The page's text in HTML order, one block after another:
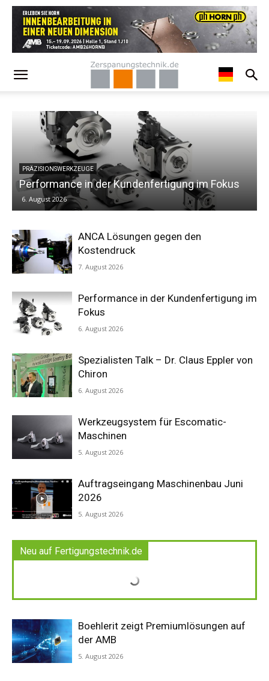
KONJUNKTUR
Spezialisten Talk – Dr. Claus Eppler von
6. August 2026
ANCA Lösungen gegen den
Kostendruck
7. August 2026
Performance in der Kundenfertigung im
Fokus
6. August 2026
Spezialisten Talk – Dr. Claus Eppler von
Chiron
6. August 2026
Werkzeugsystem für Escomatic-
Maschinen
5. August 2026
Auftragseingang Maschinenbau Juni
2026
5. August 2026
Neu auf Fertigungstechnik.de
Boehlerit zeigt Premiumlösungen auf
der AMB
5. August 2026